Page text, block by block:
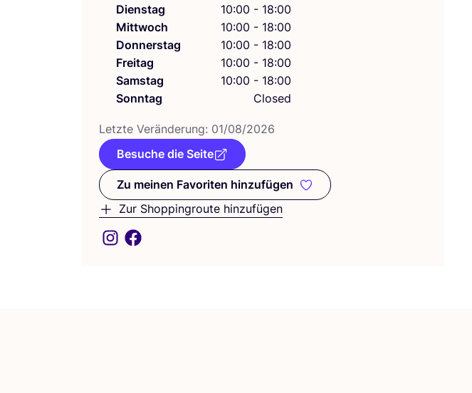
Dienstag
10:00 - 18:00
Mittwoch
10:00 - 18:00
Donnerstag
10:00 - 18:00
Freitag
10:00 - 18:00
Samstag
10:00 - 18:00
Sonntag
Closed
Letz­te Ver­än­de­rung: 01/08/2026
Besuche die Seite
Zu meinen Favoriten hinzufügen
Zu meinen Favoriten hinzufügen
Zur Shoppingroute hinzufügen